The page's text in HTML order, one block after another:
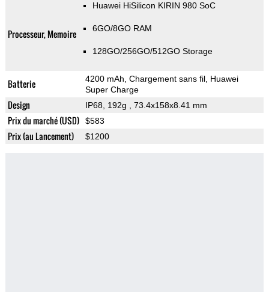
Processeur, Memoire
Huawei HiSilicon KIRIN 980 SoC
6GO/8GO RAM
128GO/256GO/512GO Storage
Batterie
4200 mAh, Chargement sans fil, Huawei
Super Charge
Design IP68, 192g , 73.4x158x8.41 mm
Prix du marché (USD) $583
Prix (au Lancement) $1200